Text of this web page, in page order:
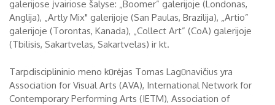
galerijose įvairiose šalyse: „Boomer” galerijoje (Londonas,
Anglija), „Artly Mix" galerijoje (San Paulas, Brazilija), „Artio”
galerijoje (Torontas, Kanada), „Collect Art” (CoA) galerijoje
(Tbilisis, Sakartvelas, Sakartvelas) ir kt.
Tarpdisciplininio meno kūrėjas Tomas Lagūnavičius yra
Association for Visual Arts (AVA), International Network for
Contemporary Performing Arts (IETM), Association of